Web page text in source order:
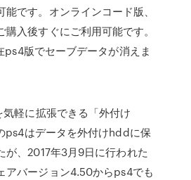
です。オンラインコード版、
入後すぐにご利用可能です。
ps4版でセーブデータが消えま
軽に拡張できる「外付け
ps4はデータを外付けhddに保
が、2017年3月9日に行われた
アバージョン4.50からps4でも